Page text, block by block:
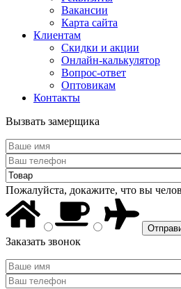
Вакансии
Карта сайта
Клиентам
Скидки и акции
Онлайн-калькулятор
Вопрос-ответ
Оптовикам
Контакты
Вызвать замерщика
Пожалуйста, докажите, что вы
Заказать звонок